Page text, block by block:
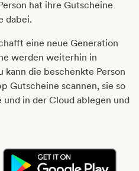
hat ihre Gutscheine
dabei.
eine neue Generation
werden weiterhin in
kann die beschenkte Person
Gutscheine scannen, sie so
in der Cloud ablegen und